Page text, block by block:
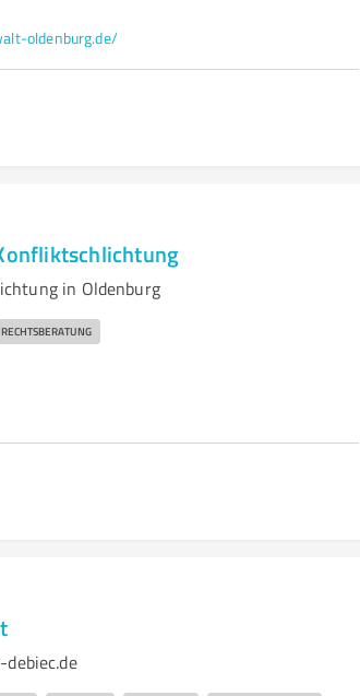
oldenburg.de/
in Oldenburg
RECHTSBERATUNG